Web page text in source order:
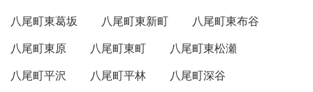
八尾町東葛坂
八尾町東新町
八尾町東布谷
八尾町東原
八尾町東町
八尾町東松瀬
八尾町平沢
八尾町平林
八尾町深谷